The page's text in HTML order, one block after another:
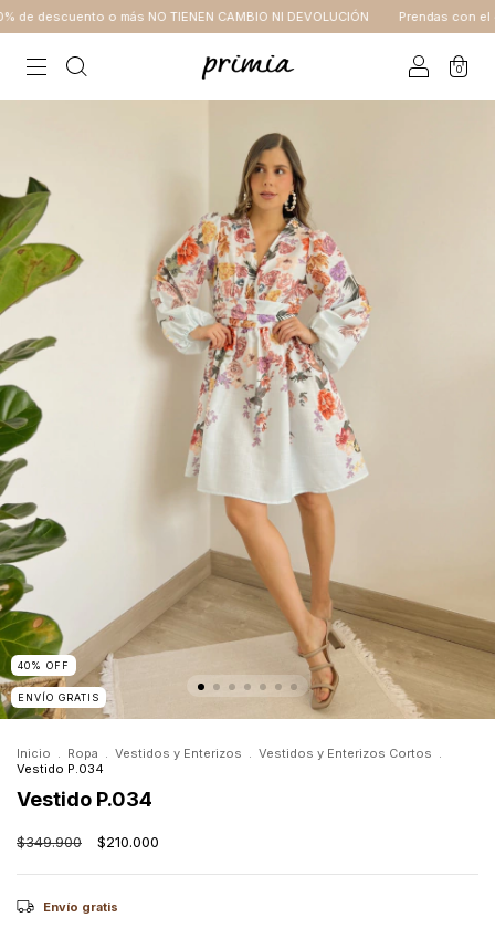
descuento o más NO TIENEN CAMBIO NI DEVOLUCIÓN Prendas con el
0
40% OFF
ENVÍO GRATIS
Inicio . Ropa . Vestidos y Enterizos . Vestidos y Enterizos Cortos .
Vestido P.034
Vestido P.034
$349.900 $210.000
Envío gratis